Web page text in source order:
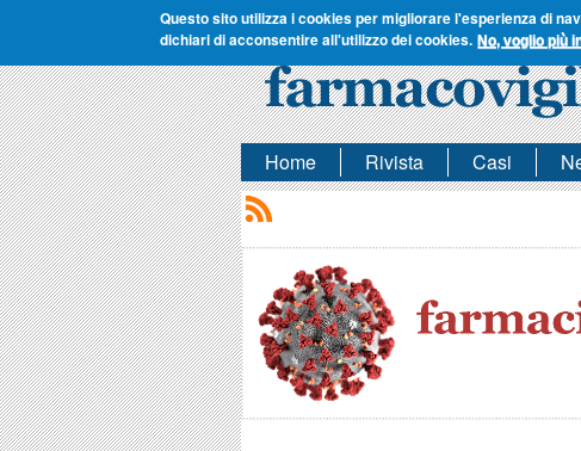
Questo sito utilizza i cookies per migliorare l'esperienza di
dichiari di acconsentire all'utilizzo dei cookies. No, voglio più
Home
Rivista Casi